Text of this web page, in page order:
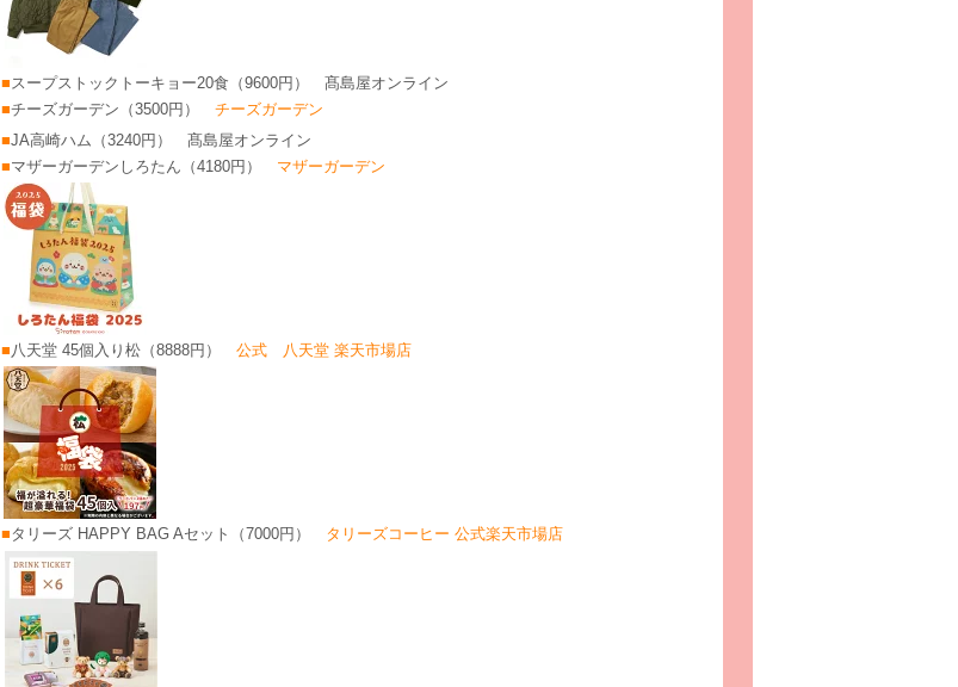
■スープストックトーキョー20食（9600円） 髙島屋オンライン
■チーズガーデン（3500円）チーズガーデン
■JA高崎ハム（3240円） 髙島屋オンライン
■マザーガーデンしろたん（4180円） マザーガーデン
■八天堂 45個入り松（8888円）公式 八天堂 楽天市場店
■ タリーズ HAPPY BAG Aセット（7000円） タリーズコーヒー 公式楽天市場店